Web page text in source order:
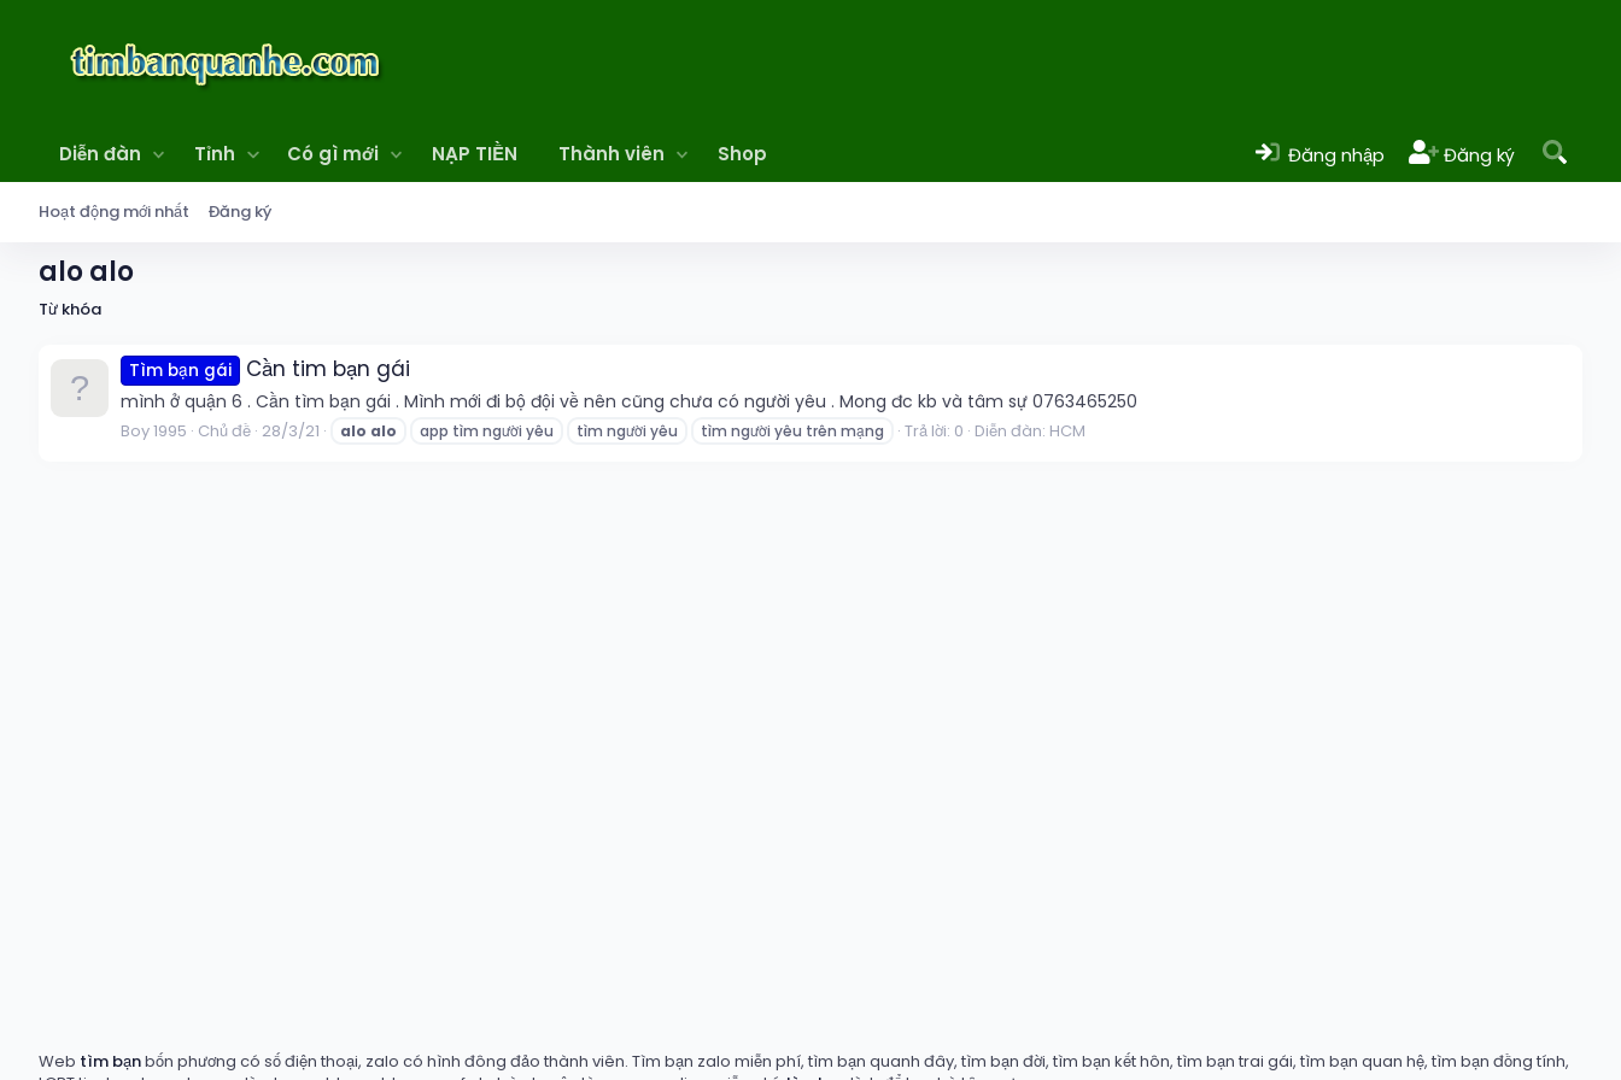
Diễn đàn Tỉnh Có gì mới NẠP TIỀN Thành viên Shop Đăng nhập Đăng ký
Hoạt động mới nhất Đăng ký
alo alo
Từ khóa
Tìm bạn gái Cần tim bạn gái
mình ở quận 6 . Cần tìm bạn gái . Mình mới đi bộ đội về nên cũng chưa có người yêu . Mong đc kb và tâm sự 0763465250
Boy 1995 Chủ đề 28/3/21 alo alo app tìm người yêu tìm người yêu tìm người yêu trên mạng Trả lời: 0 Diễn đàn: HCM
Web tìm bạnbốn phương có số điện thoại, zalo có hình đông đảo thành viên. Tìm bạn zalo miễn phí, tìm bạn quanh đây, tìm bạn đời, tìm bạn kết hôn, tìm bạn trai gái, tìm bạn quan hệ, tìm bạn đồng tính,